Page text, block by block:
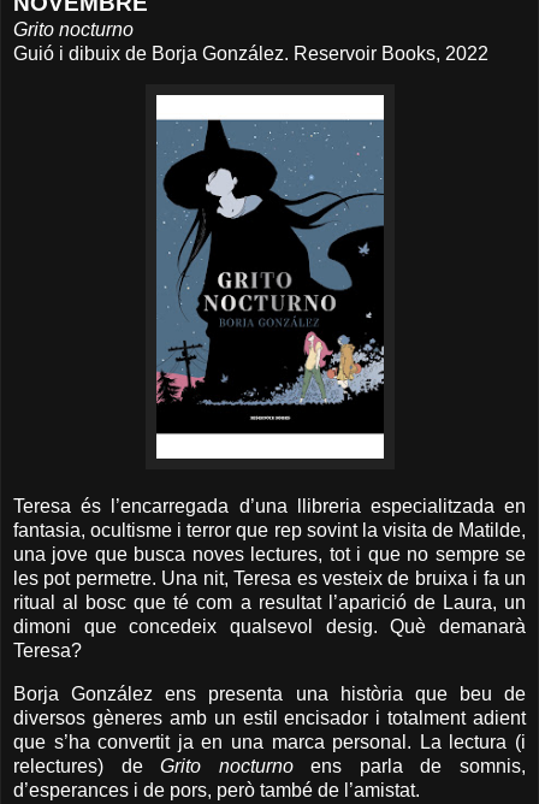
Grito nocturno
Guió i dibuix de Borja González. Reservoir Books, 2022
Teresa és l’encarregada d’una llibreria especialitzada en
fantasia, ocultisme i terror que rep sovint la visita de Matilde,
una jove que busca noves lectures, tot i que no sempre se
les pot permetre. Una nit, Teresa es vesteix de bruixa i fa un
ritual al bosc que té com a resultat l’aparició de Laura, un
dimoni que concedeix qualsevol desig. Què demanarà
Teresa?
Borja González ens presenta una història que beu de
diversos gèneres amb un estil encisador i totalment adient
que s’ha convertit ja en una marca personal. La lectura (i
relectures) deGrito nocturnoens parla de somnis,
d’esperances i de pors, però també de l’amistat.